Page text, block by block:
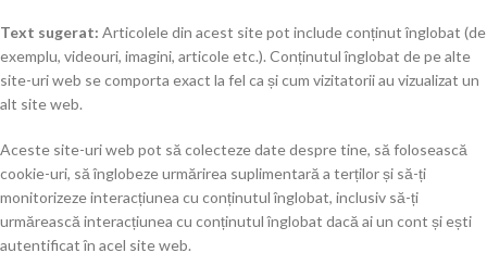
Text sugerat: Articolele din acest site pot include conținut înglobat (de
exemplu, videouri, imagini, articole etc.). Conținutul înglobat de pe alte
site-uri web se comporta exact la fel ca și cum vizitatorii au vizualizat un
alt site web.
Aceste site-uri web pot să colecteze date despre tine, să folosească
cookie-uri, să înglobeze urmărirea suplimentară a terților și să-ți
monitorizeze interacțiunea cu conținutul înglobat, inclusiv să-ți
urmărească interacțiunea cu conținutul înglobat dacă ai un cont și ești
autentificat în acel site web.